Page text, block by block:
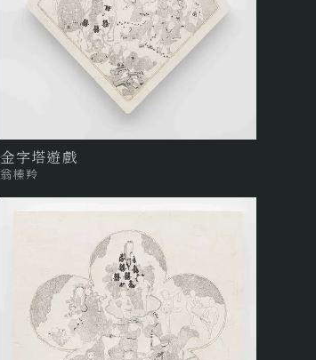
金字塔遊戲
翁榛羚